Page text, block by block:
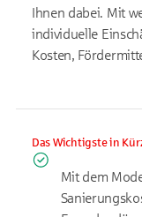
Ihnen dabei. Mit
individuelle
Kosten,
Das Wichtigste in
Mit dem